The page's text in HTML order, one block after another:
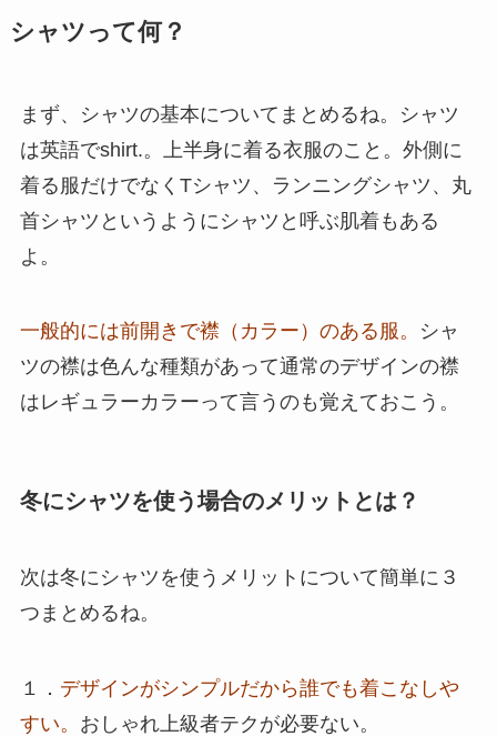
シャツって何？
まず、シャツの基本についてまとめるね。シャツ
は英語でshirt.。上半身に着る衣服のこと。外側に
着る服だけでなくTシャツ、ランニングシャツ、丸
首シャツというようにシャツと呼ぶ肌着もある
よ。
一般的には前開きで襟（カラー）のある服。
シャ
ツの襟は色んな種類があって通常のデザインの襟
はレギュラーカラーって言うのも覚えておこう。
冬にシャツを使う場合のメリットとは？
次は冬にシャツを使うメリットについて簡単に３
つまとめるね。
１． デザインがシンプルだから誰でも着こなしや
すい。 おしゃれ上級者テクが必要ない。